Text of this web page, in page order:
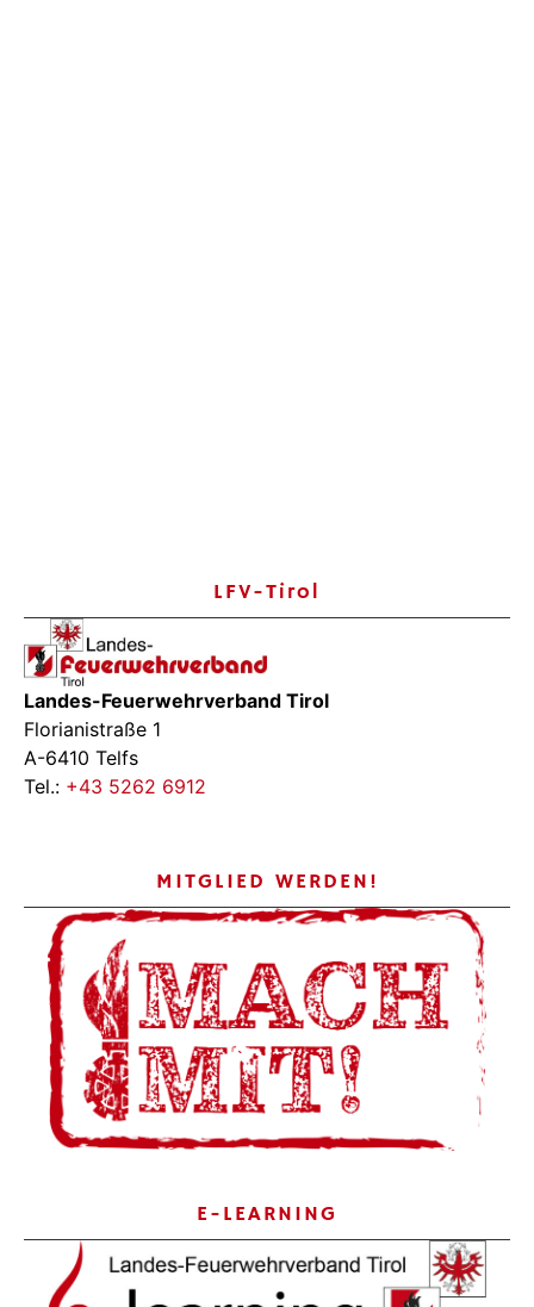
LFV-Tirol
Landes-Feuerwehrverband Tirol
Florianistraße 1
A-6410 Telfs
Tel.: +43 5262 6912
MITGLIED WERDEN!
E-LEARNING